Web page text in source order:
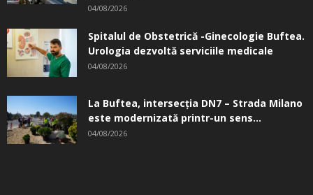
04/08/2026
Spitalul de Obstetrică -Ginecologie Buftea.
Urologia dezvoltă serviciile medicale
04/08/2026
La Buftea, intersecţia DN7 – Strada Milano
este modernizată printr-un sens...
04/08/2026